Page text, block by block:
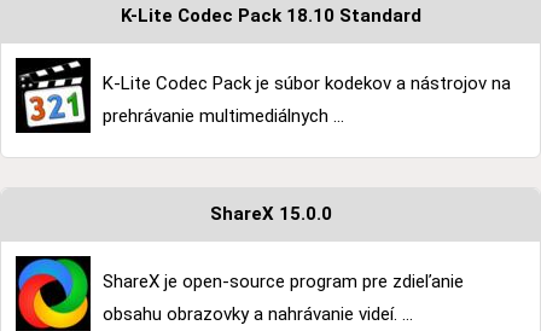
K-Lite Codec Pack 18.10 Standard
K-Lite Codec Pack je súbor kodekov a nástrojov na
prehrávanie multimediálnych ...
ShareX 15.0.0
ShareX je open-source program pre zdieľanie
obsahu obrazovky a nahrávanie videí. ...